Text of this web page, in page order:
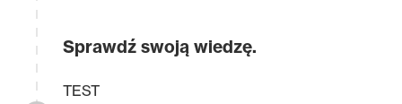
Sprawdź swoją wiedzę.
TEST